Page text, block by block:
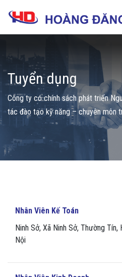
Tuyển dụng
Công ty có chính sách phát triển
tác đào tạo kỹ năng – chuyên môn
Nhân Viên Kế Toán
Ninh Sở, Xã Ninh Sở, Thường Tín,
Nội